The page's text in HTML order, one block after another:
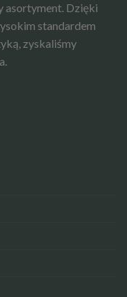
asortyment. Dzięki
standardem
zyskaliśmy